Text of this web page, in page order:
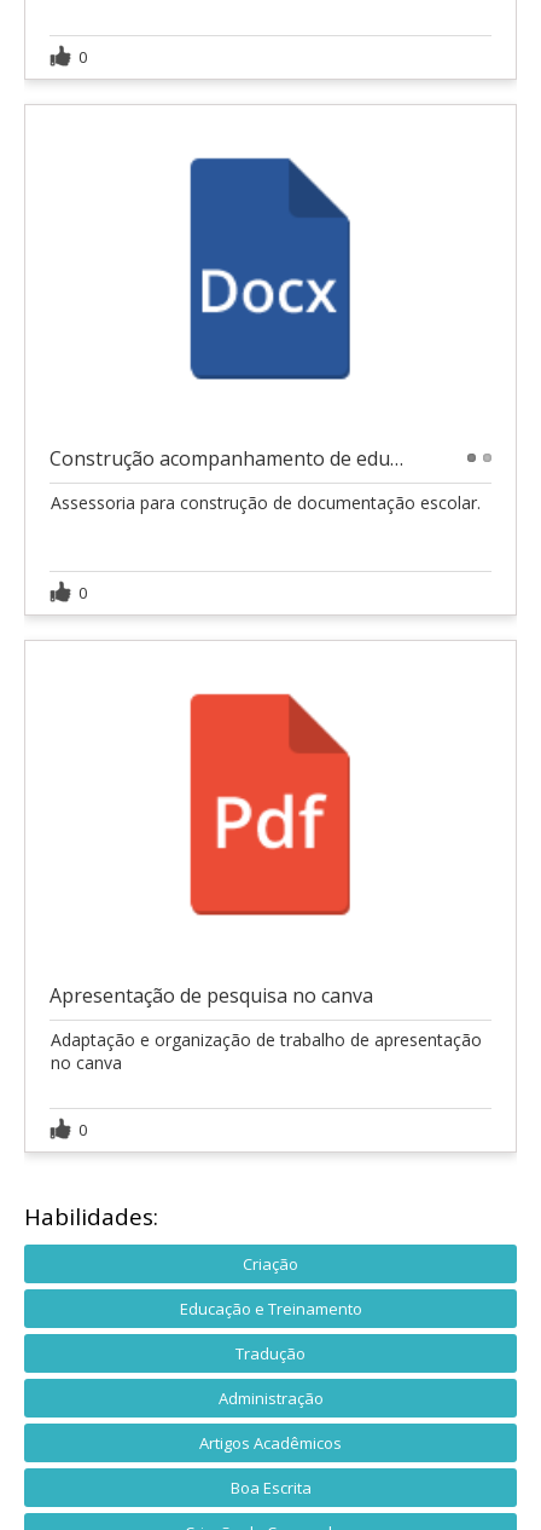
0
Construção acompanhamento de educação escolar
Assessoria para construção de documentação escolar.
0
Apresentação de pesquisa no canva
Adaptação e organização de trabalho de apresentação
no canva
0
Habilidades:
Criação
Educação e Treinamento
Tradução
Administração
Artigos Acadêmicos
Boa Escrita